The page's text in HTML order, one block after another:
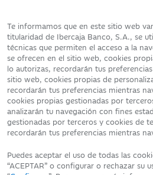
Te informamos que en este sitio web
titularidad de Ibercaja Banco, S.A., se
técnicas que permiten el acceso a la
se ofrecen en el sitio web, cookies
lo autorizas, recordarán tus
sitio web, cookies propias de
recordarán tus preferencias mientras
cookies propias gestionadas por
analizarán tu navegación con fines
gestionadas por terceros y cookies de
recordarán tus preferencias mientras
Puedes aceptar el uso de todas las
“ACEPTAR” o configurar o rechazar su
DATOS PERSONALES
Fecha de edición: 06/08/2026
©Ibercaja Banco, S.A. - IBERCAJA -
Zaragoza (T.3865. F.1. H.Z.-52186,
España con el código 2085.
Domicilio social: Plaza de Basilio